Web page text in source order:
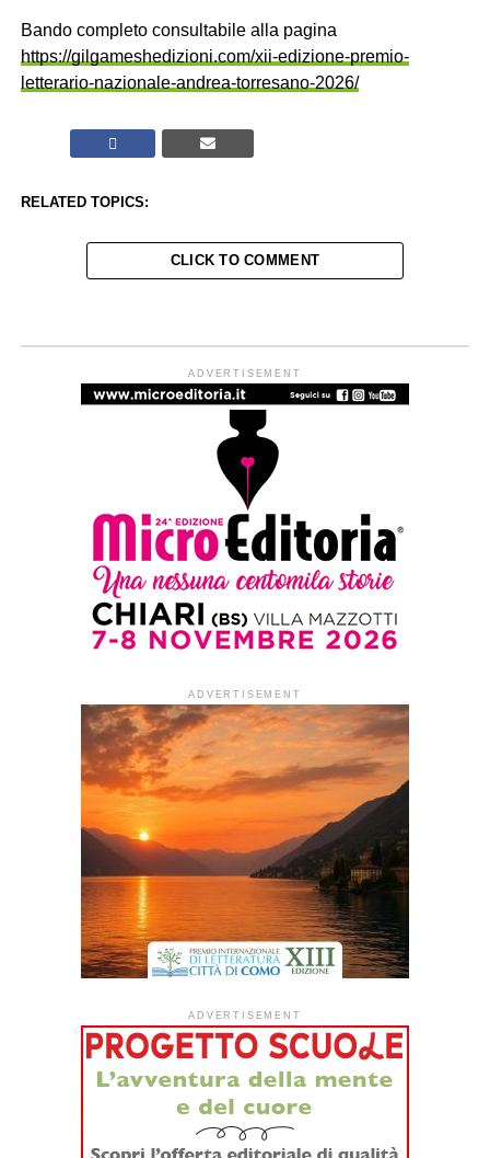
Bando completo consultabile alla pagina
https://gilgameshedizioni.com/xii-edizione-premio-
letterario-nazionale-andrea-torresano-2026/
RELATED TOPICS:
CLICK TO COMMENT
PREMI E CONCORSI
Concorso “Mario Pannunzio –
Ennio Flaiano” 2026
Published 1 mese ago on 26 Giugno 2026
Redazione Leggere:tutti
pluridisciplinare aperto a tutti
Scadenza invio elaborati: 30 settembre 2026
Premiazione: sabato 28 novembre 2026, ore 16 –
Collegio San Giuseppe, Torino